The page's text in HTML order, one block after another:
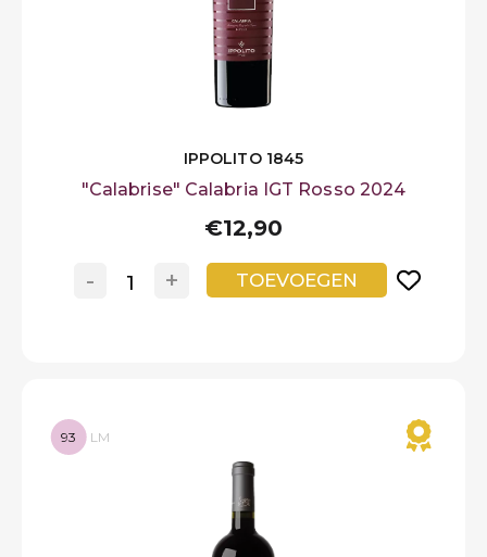
IPPOLITO 1845
"Calabrise" Calabria IGT Rosso 2024
€12,90
+
- TOEVOEGEN
93 LM